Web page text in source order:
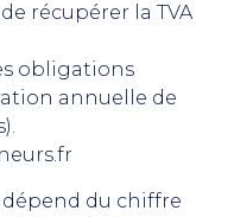
récupérer la TVA
obligations
annuelle de
dépend du chiffre